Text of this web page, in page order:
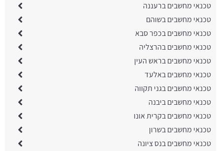
טכנאי מחשבים ברעננה
טכנאי מחשבים בשוהם
טכנאי מחשבים בכפר סבא
טכנאי מחשבים בהרצליה
טכנאי מחשבים בראש העין
טכנאי מחשבים באלעד
טכנאי מחשבים בגני תקווה
טכנאי מחשבים ביבנה
טכנאי מחשבים בקרית אונו
טכנאי מחשבים בשרון
טכנאי מחשבים בנס ציונה